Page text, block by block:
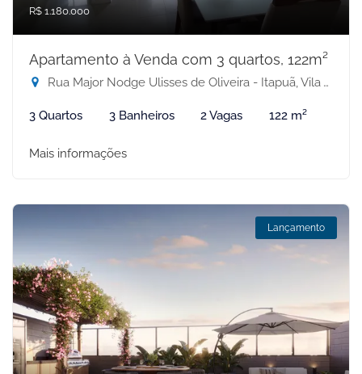
R$ 1.180.000
Apartamento à Venda com 3 quartos, 122m²
Rua Major Nodge Ulisses de Oliveira - Itapuã, Vila Velha-ES
3 Quartos 3 Banheiros 2 Vagas 122 m²
Mais informações
Lançamento